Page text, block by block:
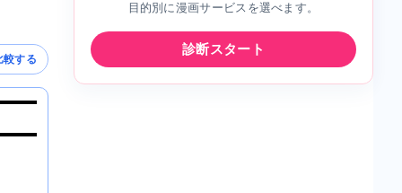
較する
目的別に漫画サービスを選べます。
診断スタート